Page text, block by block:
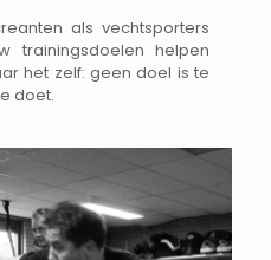
als vechtsporters
trainingsdoelen helpen
het zelf: geen doel is te
doet.